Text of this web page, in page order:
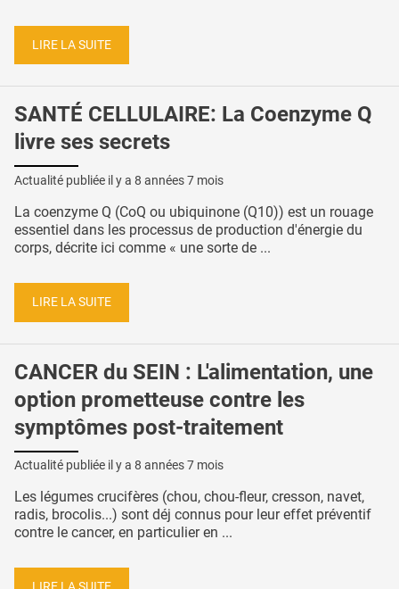
LIRE LA SUITE
SANTÉ CELLULAIRE: La Coenzyme Q
livre ses secrets
Actualité publiée il y a 8 années 7 mois
La coenzyme Q (CoQ ou ubiquinone (Q10)) est un rouage
essentiel dans les processus de production d'énergie du
corps, décrite ici comme « une sorte de ...
LIRE LA SUITE
CANCER du SEIN : L'alimentation, une
option prometteuse contre les
symptômes post-traitement
Actualité publiée il y a 8 années 7 mois
Les légumes crucifères (chou, chou-fleur, cresson, navet,
radis, brocolis...) sont déj connus pour leur effet préventif
contre le cancer, en particulier en ...